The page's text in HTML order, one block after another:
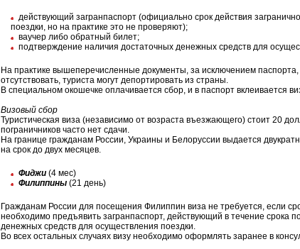
действующий загранпаспорт (официально срок действия
поездки, но на практике это не проверяют);
ваучер либо обратный билет;
подтверждение наличия достаточных денежных средств для
На практике вышеперечисленные документы, за исключением
отсутствовать, туриста могут депортировать из страны.
В специальном окошечке оплачивается сбор, и в паспорт вклеивается
Визовый сбор
Туристическая виза (независимо от возраста въезжающего) стоит 20
пограничников часто нет сдачи.
На границе гражданам России, Украины и Белоруссии выдается
на срок до двух месяцев.
Фиджи (4 мес)
Филиппины (21 день)
Гражданам России для посещения Филиппин виза не требуется, если
необходимо предъявить загранпаспорт, действующий в течение срока
денежных средств для осуществления поездки.
Во всех остальных случаях визу необходимо оформлять заранее в